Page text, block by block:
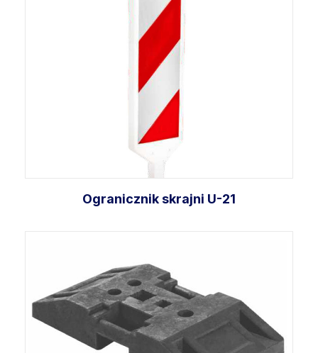
Ogranicznik skrajni U-21
Wybierz opcje